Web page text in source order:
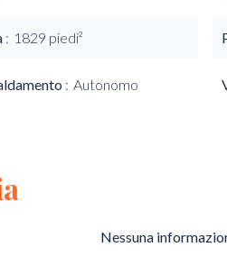
1829 piedi²
Autonomo
Nessuna